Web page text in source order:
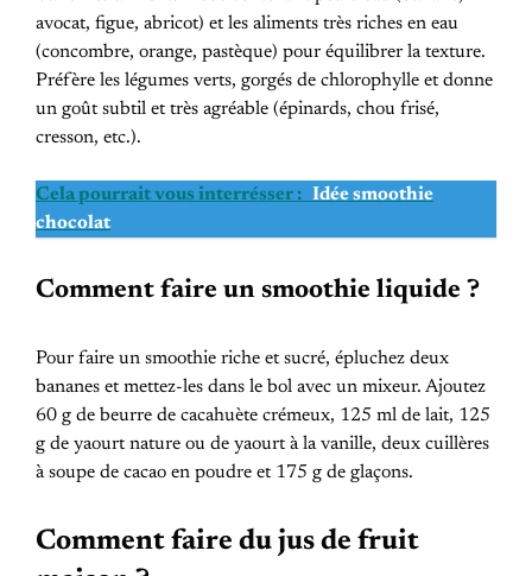
avocat, figue, abricot) et les aliments très riches en eau
(concombre, orange, pastèque) pour équilibrer la texture.
Préfère les légumes verts, gorgés de chlorophylle et donne
un goût subtil et très agréable (épinards, chou frisé,
cresson, etc.).
Cela pourrait vous interrésser : Idée smoothie
chocolat
Comment faire un smoothie liquide ?
Pour faire un smoothie riche et sucré, épluchez deux
bananes et mettez-les dans le bol avec un mixeur. Ajoutez
60 g de beurre de cacahuète crémeux, 125 ml de lait, 125
g de yaourt nature ou de yaourt à la vanille, deux cuillères
à soupe de cacao en poudre et 175 g de glaçons.
Comment faire du jus de fruit